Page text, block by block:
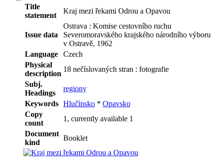
Title
statement
Kraj mezi řekami Odrou a Opavou
Issue data
Ostrava : Komise cestovního ruchu
Severomoravského krajského národního výboru
v Ostravě, 1962
Language
Czech
Physical
description
18 nečíslovaných stran : fotografie
Subj.
Headings
regiony
Keywords Hlučínsko * Opavsko
Copy
count
1, currently available 1
Document
kind
Booklet